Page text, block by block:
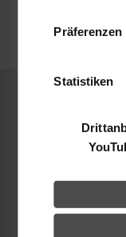
Daten
haben oder
Präferenzen
Statistiken
Im Mühlegrün 2